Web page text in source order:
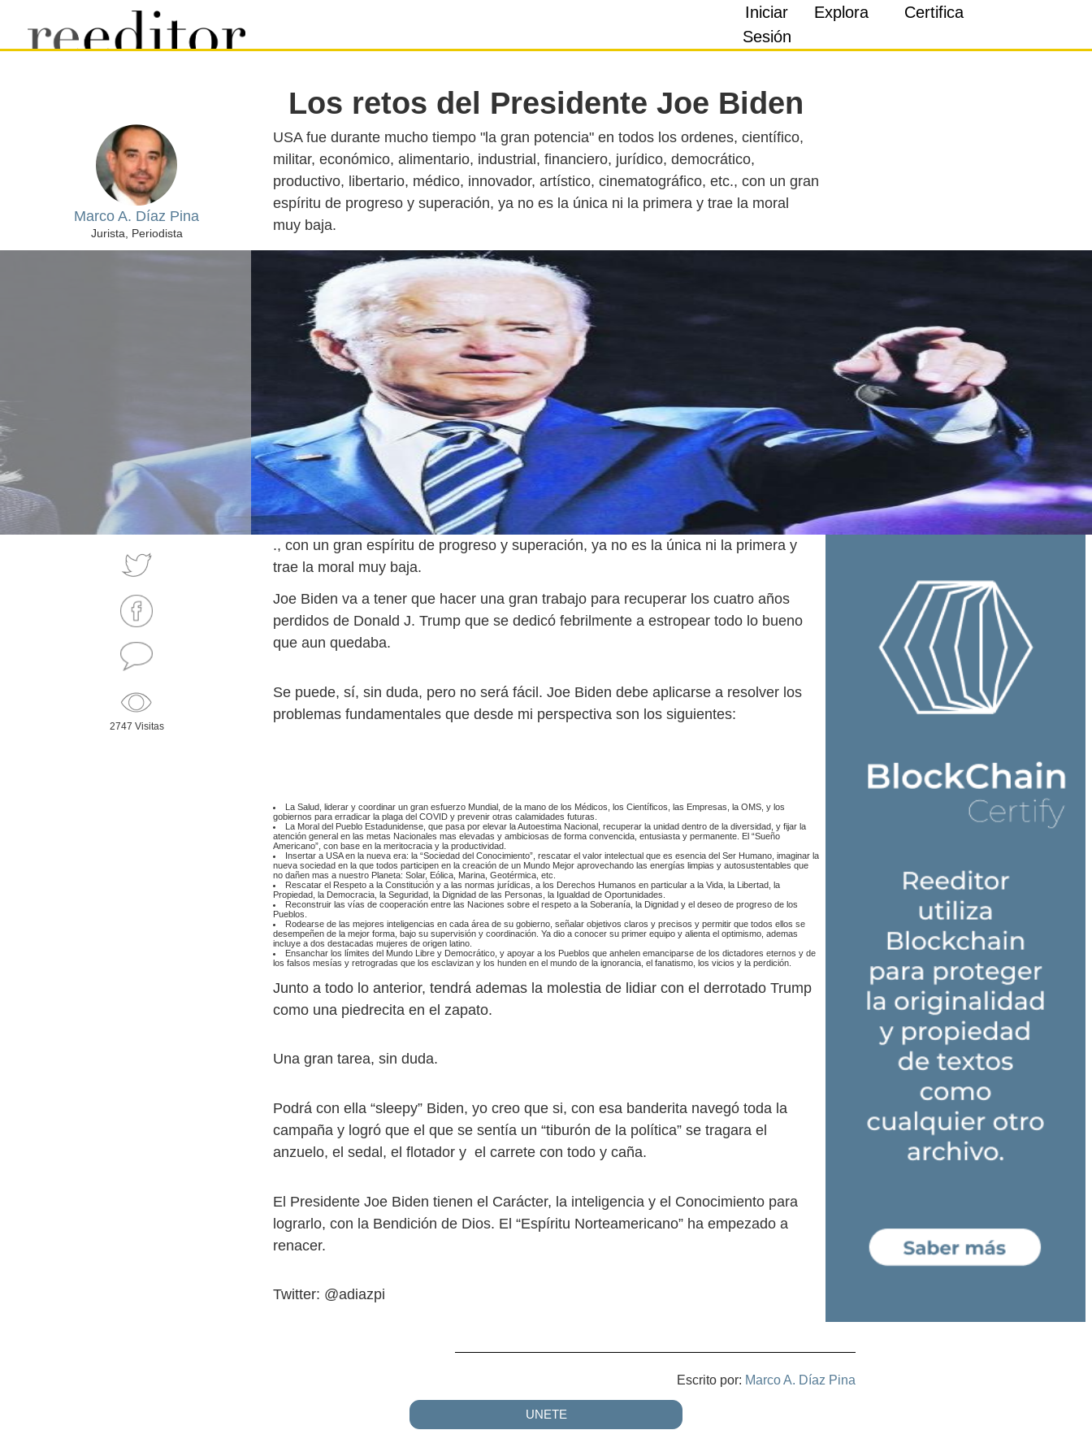
Iniciar
Sesión
Explora Certifica
Marco A. Díaz Pina
Jurista, Periodista
Los retos del Presidente Joe Biden
USA fue durante mucho tiempo "la gran potencia" en todos los ordenes, científico,
militar, económico, alimentario, industrial, financiero, jurídico, democrático,
productivo, libertario, médico, innovador, artístico, cinematográfico, etc., con un gran
espíritu de progreso y superación, ya no es la única ni la primera y trae la moral
2747 Visitas
., con un gran espíritu de progreso y superación, ya no es la única ni la primera y
trae la moral muy baja.
Joe Biden va a tener que hacer una gran trabajo para recuperar los cuatro años
perdidos de Donald J. Trump que se dedicó febrilmente a estropear todo lo bueno
que aun quedaba.
Se puede, sí, sin duda, pero no será fácil. Joe Biden debe aplicarse a resolver los
problemas fundamentales que desde mi perspectiva son los siguientes:
La Salud, liderar y coordinar un gran esfuerzo Mundial, de la mano de los Médicos, los Científicos, las Empresas, la OMS, y los
gobiernos para erradicar la plaga del COVID y prevenir otras calamidades futuras.
La Moral del Pueblo Estadunidense, que pasa por elevar la Autoestima Nacional, recuperar la unidad dentro de la diversidad, y fijar la
atención general en las metas Nacionales mas elevadas y ambiciosas de forma convencida, entusiasta y permanente. El “Sueño
Americano”, con base en la meritocracia y la productividad.
Insertar a USA en la nueva era: la “Sociedad del Conocimiento”, rescatar el valor intelectual que es esencia del Ser Humano, imaginar la
nueva sociedad en la que todos participen en la creación de un Mundo Mejor aprovechando las energías limpias y autosustentables que
no dañen mas a nuestro Planeta: Solar, Eólica, Marina, Geotérmica, etc.
Rescatar el Respeto a la Constitución y a las normas jurídicas, a los Derechos Humanos en particular a la Vida, la Libertad, la
Propiedad, la Democracia, la Seguridad, la Dignidad de las Personas, la Igualdad de Oportunidades.
Reconstruir las vías de cooperación entre las Naciones sobre el respeto a la Soberanía, la Dignidad y el deseo de progreso de los
Pueblos.
Rodearse de las mejores inteligencias en cada área de su gobierno, señalar objetivos claros y precisos y permitir que todos ellos se
desempeñen de la mejor forma, bajo su supervisión y coordinación. Ya dio a conocer su primer equipo y alienta el optimismo, ademas
incluye a dos destacadas mujeres de origen latino.
Ensanchar los límites del Mundo Libre y Democrático, y apoyar a los Pueblos que anhelen emanciparse de los dictadores eternos y de
los falsos mesías y retrogradas que los esclavizan y los hunden en el mundo de la ignorancia, el fanatismo, los vicios y la perdición.
Junto a todo lo anterior, tendrá ademas la molestia de lidiar con el derrotado Trump
como una piedrecita en el zapato.
Una gran tarea, sin duda.
Podrá con ella “sleepy” Biden, yo creo que si, con esa banderita navegó toda la
campaña y logró que el que se sentía un “tiburón de la política” se tragara el
anzuelo, el sedal, el flotador y el carrete con todo y caña.
El Presidente Joe Biden tienen el Carácter, la inteligencia y el Conocimiento para
lograrlo, con la Bendición de Dios. El “Espíritu Norteamericano” ha empezado a
renacer.
Twitter: @adiazpi
Escrito por: Marco A. Díaz Pina
UNETE